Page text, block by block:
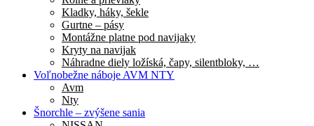
Kladky, háky, šekle
Gurtne – pásy
Montážne platne pod navijaky
Kryty na navijak
Náhradne diely ložíská, čapy, silentbloky, …
Voľnobežne náboje AVM NTY
Avm
Nty
Šnorchle – zvýšene sania